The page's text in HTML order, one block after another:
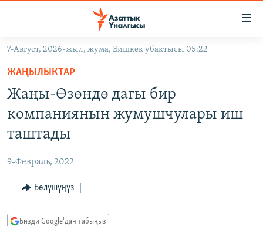
Навигацияга
өтүңүз
Издөөгө
салыңыз
МАДАНИЯТ
ДҮЙНӨ
ТВ ПРОГРАММАЛАР
БҮГҮН АЗАТТЫКТА
ПОДКАСТ
7-Август, 2026-жыл, жума, Бишкек убактысы 05:22
ЖАҢЫЛЫКТАР
Жаңы-Өзөндө дагы бир
компаниянын жумушчулары иш
таштады
9-Февраль, 2022
Бөлүшүңүз
Бизди Google'дан табыңыз